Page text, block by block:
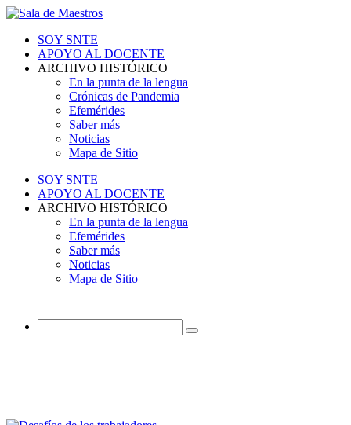
SOY SNTE
APOYO AL DOCENTE
ARCHIVO HISTÓRICO
En la punta de la lengua
Crónicas de Pandemia
Efemérides
Saber más
Noticias
Mapa de Sitio
SOY SNTE
APOYO AL DOCENTE
ARCHIVO HISTÓRICO
En la punta de la lengua
Efemérides
Saber más
Noticias
Mapa de Sitio